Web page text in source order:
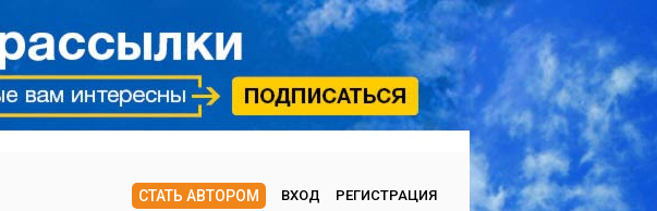
СТАТЬ АВТОРОМ ВХОД РЕГИСТРАЦИЯ